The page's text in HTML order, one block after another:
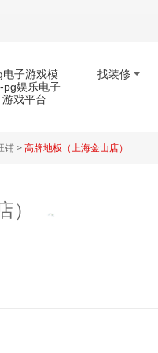
电子游戏模
pg娱乐电子
游戏平台
找装修
铺 > 高牌地板（上海金山店）
）